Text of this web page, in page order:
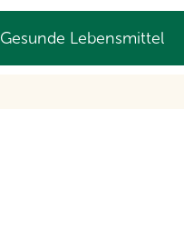
Gesunde Lebensmittel